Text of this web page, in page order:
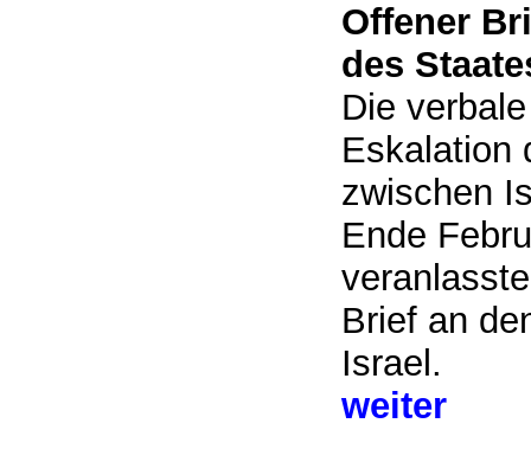
Offener
des
Die
Eskalation
zwischen
Ende
Brief an
Israel.
weiter